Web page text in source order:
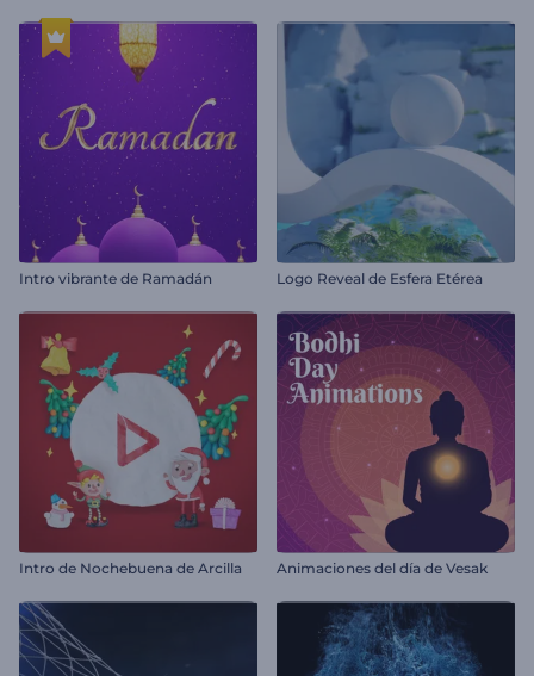
Intro vibrante de Ramadán Logo Reveal de Esfera Etérea
Intro de Nochebuena de Arcilla Animaciones del día de Vesak